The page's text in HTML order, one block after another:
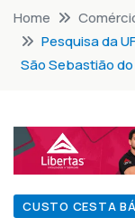
Home
Pesquisa da
São Sebastião do
CUSTO CESTA